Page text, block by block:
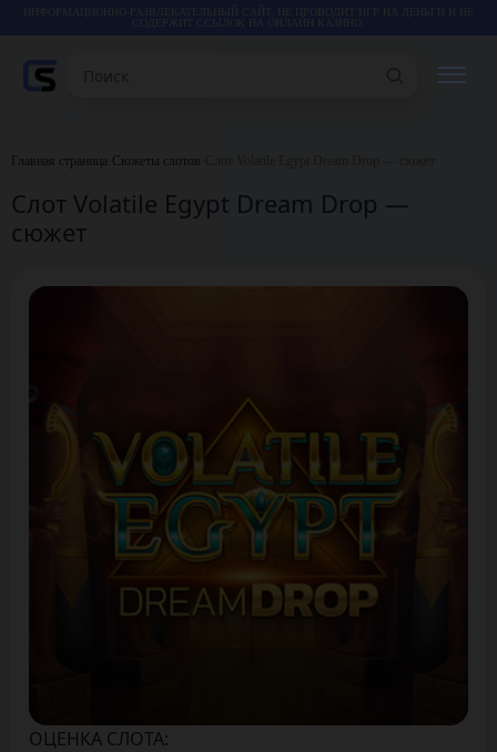
СОДЕРЖИТ ССЫЛОК НА ОНЛАЙН КАЗИНО.
КАЗИНО
ИГРЫ
ВИДЕО
Главная страница Сюжеты слотов
Слот Volatile Egypt Dream Drop —
сюжет
ОЦЕНКА СЛОТА: